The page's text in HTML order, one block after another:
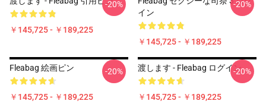
￥145,725 - ￥189,225
-20%
イン
￥145,725 - ￥189,225
-20%
Fleabag 絵画ピン
￥145,725 - ￥189,225
-20% 渡します - Fleabag ログイン
￥145,725 - ￥189,225
-20%